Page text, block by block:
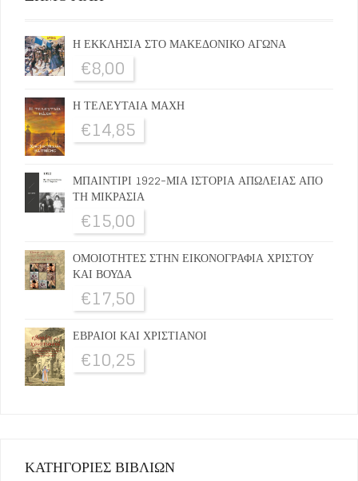
Η ΕΚΚΛΗΣΙΑ ΣΤΟ ΜΑΚΕΔΟΝΙΚΟ ΑΓΩΝΑ
€8,00
Η ΤΕΛΕΥΤΑΙΑ ΜΑΧΗ
€14,85
ΜΠΑΙΝΤΙΡΙ 1922-ΜΙΑ ΙΣΤΟΡΙΑ ΑΠΩΛΕΙΑΣ ΑΠΟ
ΤΗ ΜΙΚΡΑΣΙΑ
€15,00
ΟΜΟΙΟΤΗΤΕΣ ΣΤΗΝ ΕΙΚΟΝΟΓΡΑΦΙΑ ΧΡΙΣΤΟΥ
ΚΑΙ ΒΟΥΔΑ
€17,50
ΕΒΡΑΙΟΙ ΚΑΙ ΧΡΙΣΤΙΑΝΟΙ
€10,25
ΚΑΤΗΓΟΡΙΕΣ ΒΙΒΛΙΩΝ